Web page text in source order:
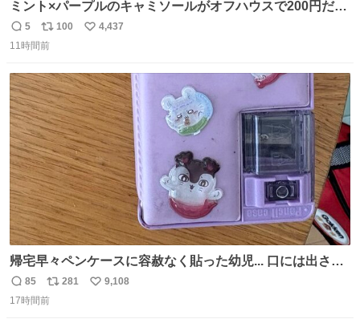
ミント×パープルのキャミソールがオフハウスで200円だっ
た♩
返
信
5
リ
ポ
ト
数
100
い
数
4,437
11時間前
帰宅早々ペンケースに容赦なく貼った幼児... 口には出さぬ
が勿体無い精神で心がざわつく.....ッ
返
信
85
リ
ポ
281
い
9,108
17時間前